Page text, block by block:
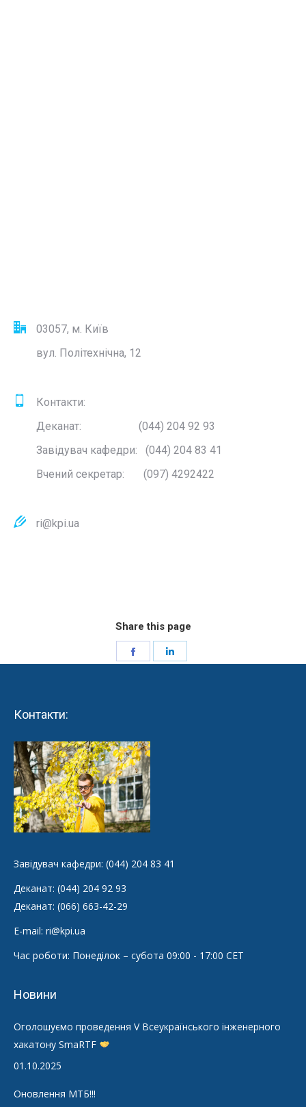
03057, м. Київ
вул. Політехнічна, 12
Контакти:
Деканат: (044) 204 92 93
Завідувач кафедри: (044) 204 83 41
Вчений секретар: (097) 4292422
ri@kpi.ua
Share this page
Контакти:
Завідувач кафедри: (044) 204 83 41
Деканат: (044) 204 92 93
Деканат: (066) 663-42-29
E-mail: ri@kpi.ua
Час роботи: Понеділок – субота 09:00 - 17:00 CET
Новини
Оголошуємо проведення V Всеукраїнського інженерного
хакатону SmaRTF
01.10.2025
Оновлення МТБ!!!